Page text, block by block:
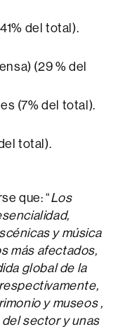
del total).
(29 % del
(7% del total).
total).
que: “Los
y música
más afectados,
global de la
y museos ,
sector y unas